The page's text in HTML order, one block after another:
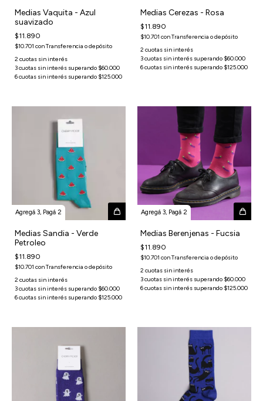
Medias Vaquita - Azul
suavizado
$11.890
$10.701 conTransferencia o depósito
Medias Cerezas - Rosa
$11.890
$10.701 conTransferencia o depósito
Agregá 3, Pagá 2
Medias Sandia - Verde
Petroleo
$11.890
$10.701 conTransferencia o depósito
Agregá 3, Pagá 2
Medias Berenjenas - Fucsia
$11.890
$10.701 conTransferencia o depósito